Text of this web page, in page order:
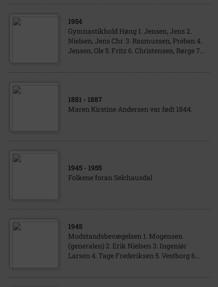
1954
Gymnastikhold Høng 1. Jensen, Jens 2.
Nielsen, Jens Chr. 3. Rasmussen, Preben 4.
Jensen, Ole 5. Fritz 6. Christensen, Børge 7...
1881 - 1887
Maren Kirstine Andersen var født 1844.
1945 - 1955
Folkene foran Selchausdal
1945
Modstandsbevægelsen 1. Mogensen
(generalen) 2. Erik Nielsen 3. Ingeniør
Larsen 4. Tage Frederiksen 5. Vestborg 6...